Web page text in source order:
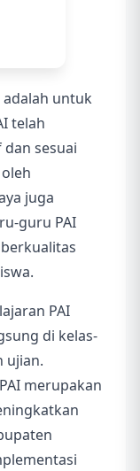
untuk
telah
sesuai
juga
guru PAI
PAI
di kelas-
ujian.
merupakan